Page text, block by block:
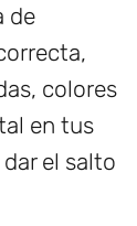
de
colores
en tus
el salto